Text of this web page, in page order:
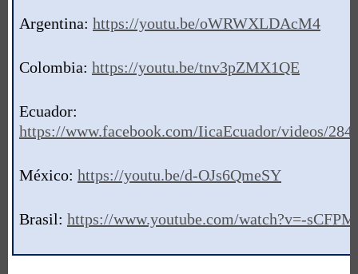
Argentina: https://youtu.be/oWRWXLDAcM4
Colombia: https://youtu.be/tnv3pZMX1QE
Ecuador:
https://www.facebook.com/IicaEcuador/videos/
México: https://youtu.be/d-OJs6QmeSY
Brasil: https://www.youtube.com/watch?v=-